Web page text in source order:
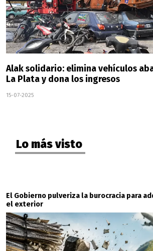
Alak solidario: elimina vehículos
La Plata y dona los ingresos
15-07-2025
Lo más visto
El Gobierno pulveriza la burocracia para
el exterior